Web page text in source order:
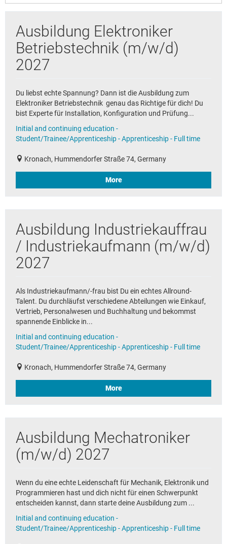
Ausbildung Elektroniker
Betriebstechnik (m/w/d)
2027
Du liebst echte Spannung? Dann ist die Ausbildung zum
Elektroniker Betriebstechnik genau das Richtige für dich! Du
bist Experte für Installation, Konfiguration und Prüfung...
Initial and continuing education -
Student/Trainee/Apprenticeship - Apprenticeship - Full time
Kronach, Hummendorfer Straße 74, Germany
More
Ausbildung Industriekauffrau
/ Industriekaufmann (m/w/d)
2027
Als Industriekaufmann/-frau bist Du ein echtes Allround-
Talent. Du durchläufst verschiedene Abteilungen wie Einkauf,
Vertrieb, Personalwesen und Buchhaltung und bekommst
spannende Einblicke in...
Initial and continuing education -
Student/Trainee/Apprenticeship - Apprenticeship - Full time
Kronach, Hummendorfer Straße 74, Germany
More
Ausbildung Mechatroniker
(m/w/d) 2027
Wenn du eine echte Leidenschaft für Mechanik, Elektronik und
Programmieren hast und dich nicht für einen Schwerpunkt
entscheiden kannst, dann starte deine Ausbildung zum ...
Initial and continuing education -
Student/Trainee/Apprenticeship - Apprenticeship - Full time